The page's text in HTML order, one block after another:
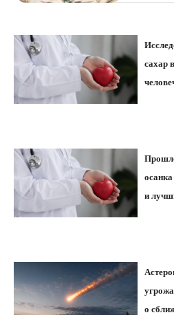
сахар
и
о